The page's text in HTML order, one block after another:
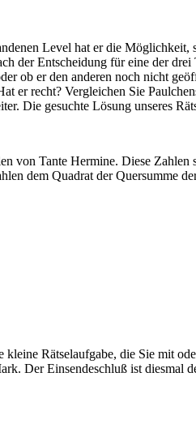
Level hat er die
der Entscheidung für eine der
ob er den anderen noch nicht
er recht? Vergleichen Sie
Die gesuchte Lösung unseres
von Tante Hermine. Diese
dem Quadrat der Quersumme
Rätselaufgabe, die Sie mit
Der Einsendeschluß ist diesmal